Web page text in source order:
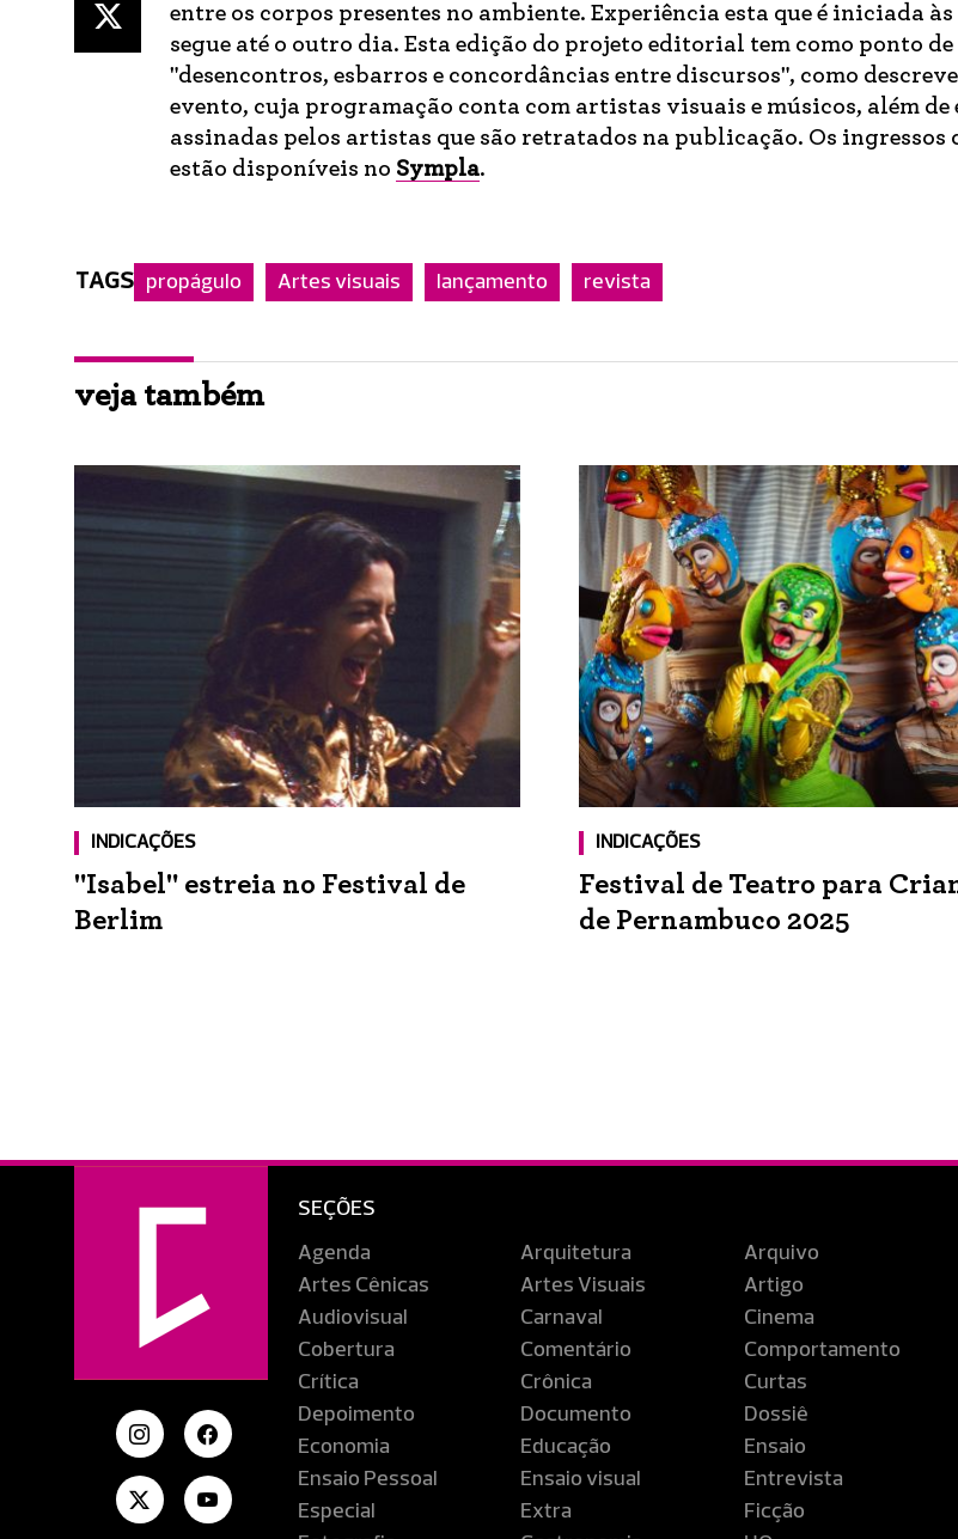
entre os corpos presentes no ambiente. Experiência esta que é iniciada às
segue até o outro dia. Esta edição do projeto editorial tem como ponto
"desencontros, esbarros e concordâncias entre discursos", como
evento, cuja programação conta com artistas visuais e músicos, além
assinadas pelos artistas que são retratados na publicação. Os ingressos
estão disponíveis no Sympla.
TAGS propágulo Artes visuais lançamento revista
veja também
INDICAÇÕES
"Isabel" estreia no Festival de
Berlim
INDICAÇÕES
Festival de Teatro para
de Pernambuco 2025
SEÇÕES
Agenda Arquitetura
Arquivo
Artes Cênicas
Artes Visuais
Artigo
Audiovisual
Carnaval
Cinema
Cobertura
Comentário
Comportamento
Crítica
Crônica
Curtas
Depoimento
Documento
Dossiê
Economia
Educação
Ensaio
Ensaio Pessoal
Ensaio visual
Entrevista
Especial
Extra
Ficção